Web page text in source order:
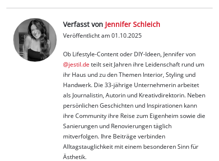
Verfasst von Jennifer Schleich
Veröffentlicht am 01.10.2025
Ob Lifestyle-Content oder DIY-Ideen, Jennifer von
@jestil.de teilt seit Jahren ihre Leidenschaft rund um
ihr Haus und zu den Themen Interior, Styling und
Handwerk. Die 33-jährige Unternehmerin arbeitet
als Journalistin, Autorin und Kreativdirektorin. Neben
persönlichen Geschichten und Inspirationen kann
ihre Community ihre Reise zum Eigenheim sowie die
Sanierungen und Renovierungen täglich
mitverfolgen. Ihre Beiträge verbinden
Alltagstauglichkeit mit einem besonderen Sinn für
Ästhetik.